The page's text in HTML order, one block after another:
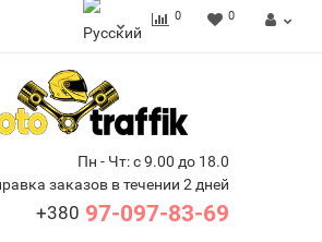
0 0
Пн - Чт: с 9.00 до 18.0
заказов в течении 2 дней
+380 97-097-83-69